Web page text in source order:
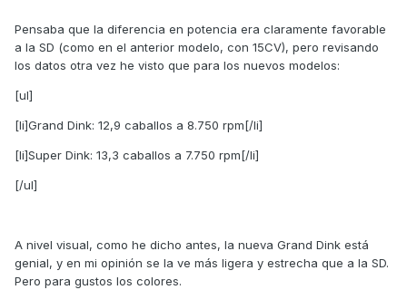
Pensaba que la diferencia en potencia era claramente favorable
a la SD (como en el anterior modelo, con 15CV), pero revisando
los datos otra vez he visto que para los nuevos modelos:
[ul]
[li]Grand Dink: 12,9 caballos a 8.750 rpm[/li]
[li]Super Dink: 13,3 caballos a 7.750 rpm[/li]
[/ul]
A nivel visual, como he dicho antes, la nueva Grand Dink está
genial, y en mi opinión se la ve más ligera y estrecha que a la SD.
Pero para gustos los colores.